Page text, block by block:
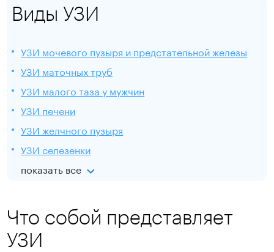
Виды УЗИ
УЗИ мочевого пузыря и предстательной железы
УЗИ маточных труб
УЗИ малого таза у мужчин
УЗИ печени
УЗИ желчного пузыря
УЗИ селезенки
показать все
Что собой представляет
УЗИ